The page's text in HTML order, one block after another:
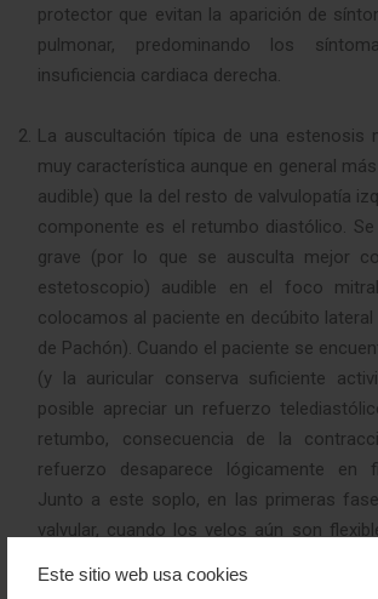
Este sitio web usa cookies
protector que evitan la aparición de
pulmonar, predominando los
insuficiencia cardiaca derecha.
La auscultación típica de una estenosis
muy característica aunque en general
audible) que la del resto de valvulopatía
componente es el retumbo diastólico.
grave (por lo que se ausculta mejor
estetoscopio) audible en el foco
colocamos al paciente en decúbito
de Pachón). Cuando el paciente se
(y la auricular conserva suficiente
posible apreciar un refuerzo
retumbo, consecuencia de la
refuerzo desaparece lógicamente en
Junto a este soplo, en las primeras
valvular, cuando los velos aún son